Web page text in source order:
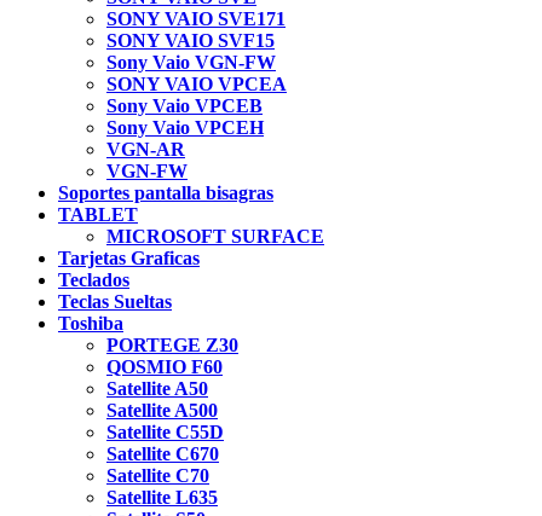
SONY VAIO SVE171
SONY VAIO SVF15
Sony Vaio VGN-FW
SONY VAIO VPCEA
Sony Vaio VPCEB
Sony Vaio VPCEH
VGN-AR
VGN-FW
Soportes pantalla bisagras
TABLET
MICROSOFT SURFACE
Tarjetas Graficas
Teclados
Teclas Sueltas
Toshiba
PORTEGE Z30
QOSMIO F60
Satellite A50
Satellite A500
Satellite C55D
Satellite C670
Satellite C70
Satellite L635